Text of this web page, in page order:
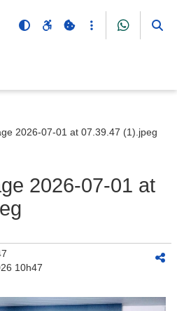
2026-07-01 at 07.39.47 (1).jpeg
2026-07-01 at
10h47